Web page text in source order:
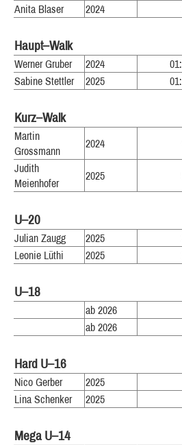
Anita Blaser
2024
Haupt–Walk
Werner Gruber 2024
Sabine Stettler
2025
Kurz–Walk
Martin
Grossmann
2024
Judith
Meienhofer
2025
U–20
Julian Zaugg 2025
Leonie Lüthi
2025
U–18
ab 2026
ab 2026
Hard U–16
Nico Gerber 2025
Lina Schenker
2025
Mega U–14